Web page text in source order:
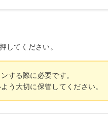
してください。
する際に必要です。
う大切に保管してください。